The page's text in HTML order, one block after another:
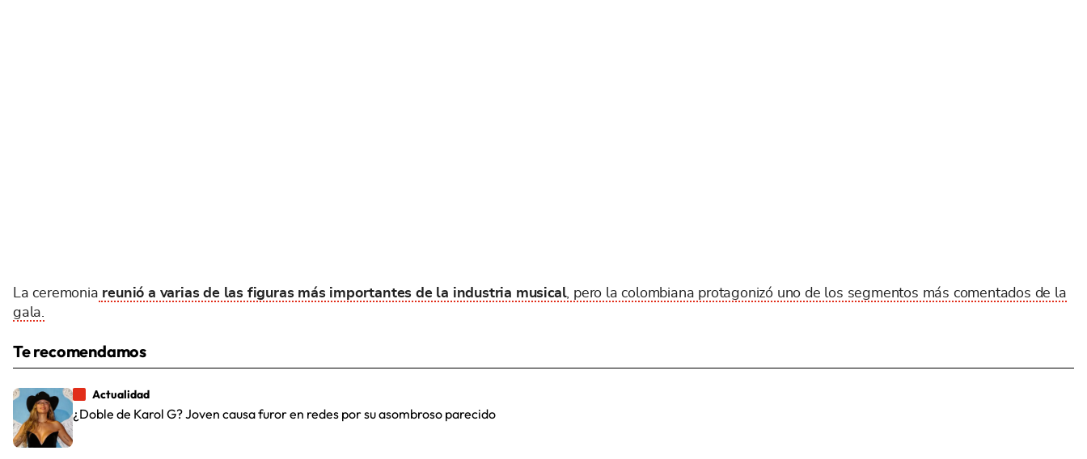
La ceremonia reunió a varias de las figuras más importantes de la industria musical, pero la colombiana protagonizó uno de los segmentos más comentados de la
gala.
Te recomendamos
Actualidad
¿Doble de Karol G? Joven causa furor en redes por su asombroso parecido